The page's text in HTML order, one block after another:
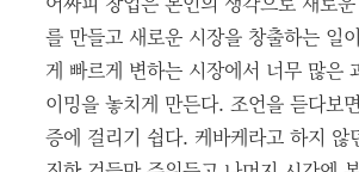
를 만들고 새로운 시장을 창출하는 일
게 빠르게 변하는 시장에서 너무 많은
이밍을 놓치게 만든다. 조언을 듣다보
증에 걸리기 쉽다. 케바케라고 하지 않